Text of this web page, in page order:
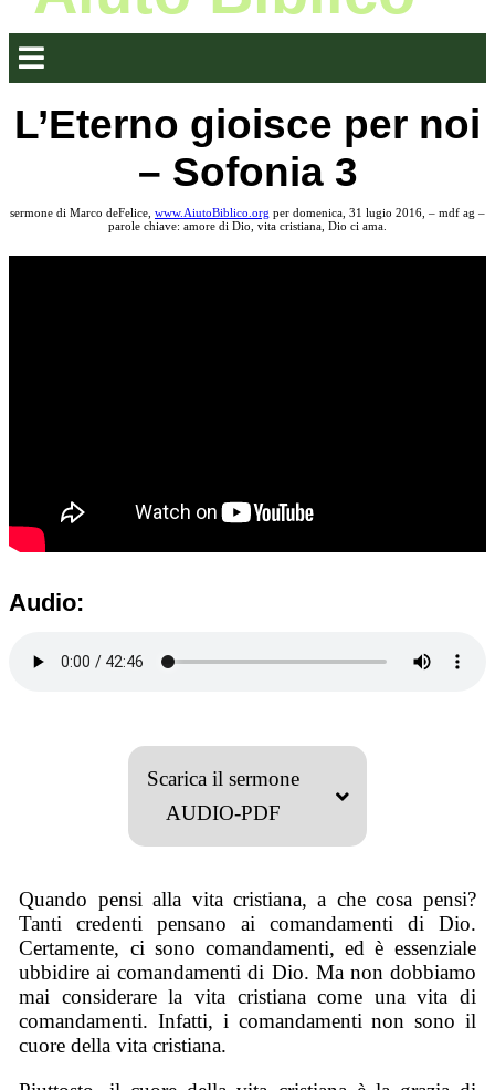
L’Eterno gioisce per noi
– Sofonia 3
sermone di Marco deFelice, www.AiutoBiblico.org per domenica, 31 lugio 2016, – mdf ag –
parole chiave: amore di Dio, vita cristiana, Dio ci ama.
Audio:
Scarica il sermone
AUDIO-PDF
Quando pensi alla vita cristiana, a che cosa pensi?
Tanti credenti pensano ai comandamenti di Dio.
Certamente, ci sono comandamenti, ed è essenziale
ubbidire ai comandamenti di Dio. Ma non dobbiamo
mai considerare la vita cristiana come una vita di
comandamenti. Infatti, i comandamenti non sono il
cuore della vita cristiana.